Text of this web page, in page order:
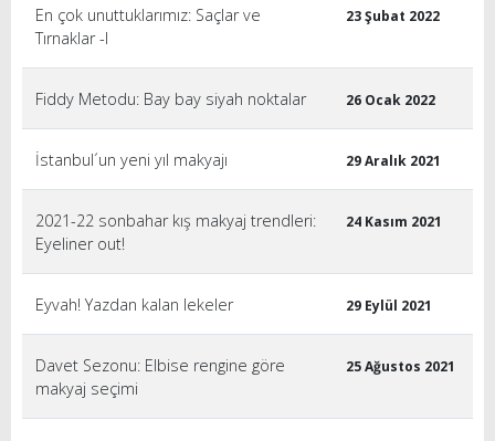
En çok unuttuklarımız: Saçlar ve
Tırnaklar -I
23 Şubat 2022
Fiddy Metodu: Bay bay siyah noktalar 26 Ocak 2022
İstanbul´un yeni yıl makyajı 29 Aralık 2021
2021-22 sonbahar kış makyaj trendleri:
Eyeliner out!
24 Kasım 2021
Eyvah! Yazdan kalan lekeler 29 Eylül 2021
Davet Sezonu: Elbise rengine göre
makyaj seçimi
25 Ağustos 2021